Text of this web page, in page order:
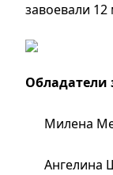
завоевали 12
Обладатели
Милена
Ангелина